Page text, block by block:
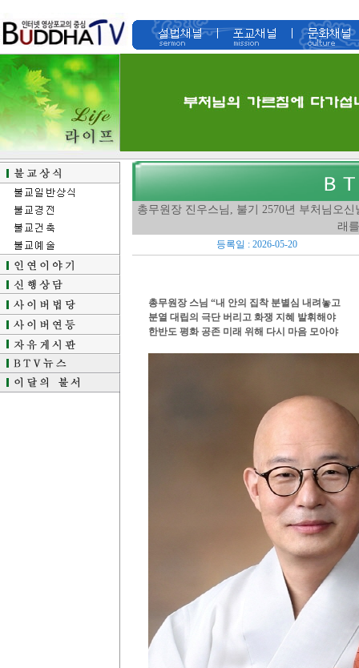
총무원장 진우스님, 불기 2570년 부처님오
래
등록일 : 2026-05-20
총무원장 스님 “내 안의 집착 분별심 내려놓고
분열 대립의 극단 버리고 화쟁 지혜 발휘해야
​​​​​​​한반도 평화 공존 미래 위해 다시 마음 모아야